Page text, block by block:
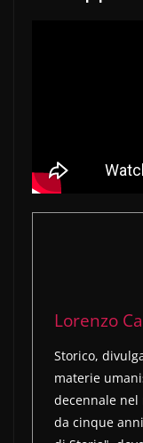
Lorenzo
Storico,
materie
decennale
da cinque